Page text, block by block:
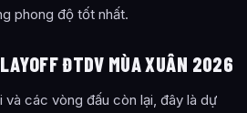
phong độ tốt nhất.
ĐTDV MÙA XUÂN 2026
và các vòng đấu còn lại, đây là dự